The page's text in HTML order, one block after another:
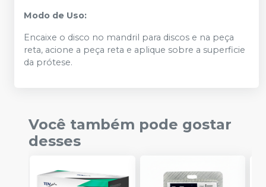
Modo de Uso:
Encaixe o disco no mandril para discos e na peça
reta, acione a peça reta e aplique sobre a superficie
da prótese.
Você também pode gostar
desses